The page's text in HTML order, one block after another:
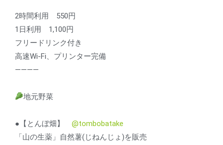
2時間利用 550円
1日利用 1,100円
フリードリンク付き
高速Wi-Fi、プリンター完備
————
地元野菜
●【とんぼ畑】 @tombobatake
「山の生薬」自然薯(じねんじょ)を販売